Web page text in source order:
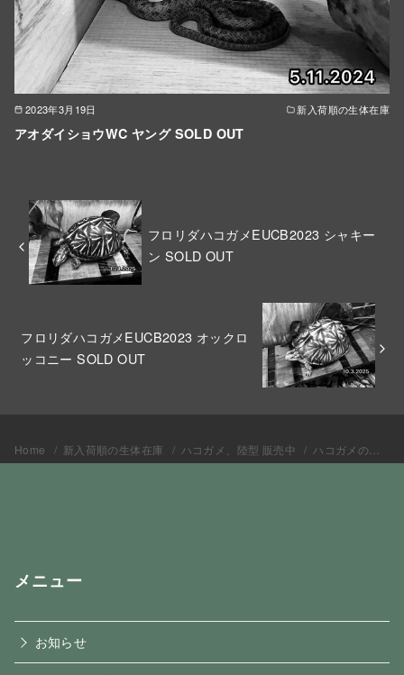
2023年3月19日 新入荷順の生体在庫
アオダイショウWC ヤング SOLD OUT
フロリダハコガメEUCB2023 シャキー
ン SOLD OUT
フロリダハコガメEUCB2023 オックロ
ッコニー SOLD OUT
Home 新入荷順の生体在庫 ハコガメ、陸型 販売中 ハコガメの仲間 販売中
メニュー
お知らせ